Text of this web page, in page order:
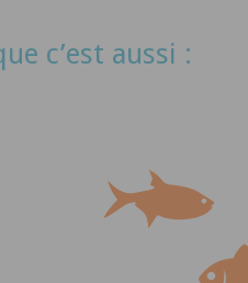
c’est aussi :